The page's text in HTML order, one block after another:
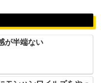
が半端ない